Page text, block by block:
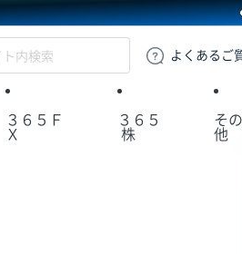
GMOクリック証券
よくある ご
３６５Ｆ
Ｘ
３６５
株
その
他